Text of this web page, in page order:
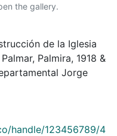
the gallery.
de la Iglesia
Palmira, 1918 &
Jorge
handle/123456789/4